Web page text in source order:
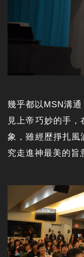
幾乎都以MSN溝
見上帝巧妙的手
象，雖經歷掙扎風
究走進神最美的旨